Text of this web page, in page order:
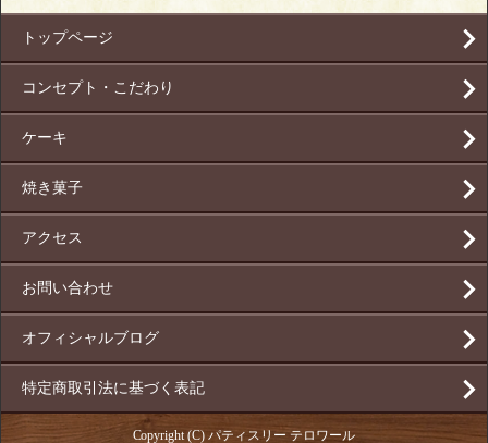
トップページ
コンセプト・こだわり
ケーキ
焼き菓子
アクセス
お問い合わせ
オフィシャルブログ
特定商取引法に基づく表記
Copyright (C) パティスリー テロワール